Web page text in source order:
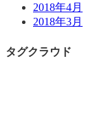
2018年4月
2018年3月
タグクラウド